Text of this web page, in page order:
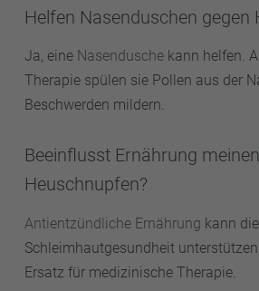
Helfen Nasenduschen gegen
Ja, eine Nasendusche kann helfen.
Therapie spülen sie Pollen aus der
Beschwerden mildern.
Beeinflusst Ernährung meinen
Heuschnupfen?
Antientzündliche Ernährung kann
Schleimhautgesundheit
Ersatz für medizinische Therapie.